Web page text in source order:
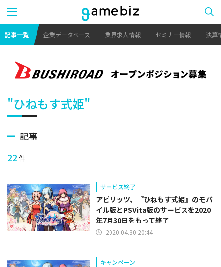
記事一覧 企業データベース 業界求人情報 セミナー情報 決算
"ひねもす式姫"
記事
22件
サービス終了
アピリッツ、『ひねもす式姫』のモバ
イル版とPSVita版のサービスを2020
年7月30日をもって終了
2020.04.30 20:44
キャンペーン